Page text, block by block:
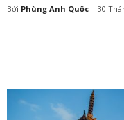
Bởi Phùng Anh Quốc - 30